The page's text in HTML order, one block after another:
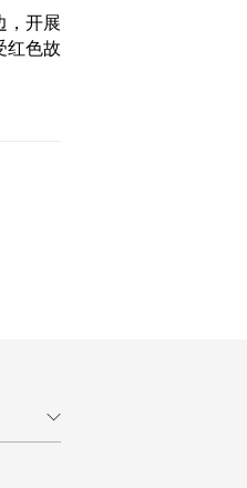
，开展
红色故